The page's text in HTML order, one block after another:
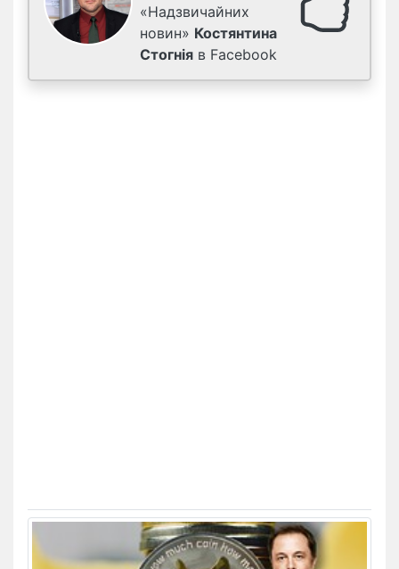
«Надзвичайних
новин» Костянтина
Стогнія в Facebook